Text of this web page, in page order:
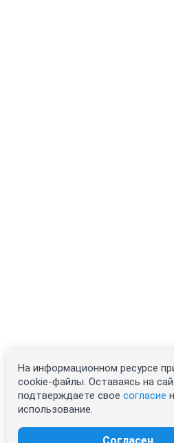
На информационном ресурсе
cookie-файлы. Оставаясь на
подтверждаете свое согласие
использование.